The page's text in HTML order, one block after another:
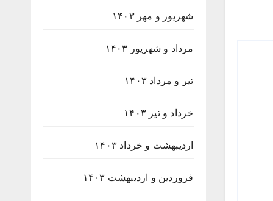
شهریور و مهر ۱۴۰۳
مرداد و شهریور ۱۴۰۳
تیر و مرداد ۱۴۰۳
خرداد و تیر ۱۴۰۳
اردیبهشت و خرداد ۱۴۰۳
فروردین و اردیبهشت ۱۴۰۳